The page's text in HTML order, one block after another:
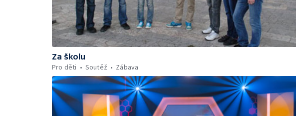
Za školu
Pro děti
Soutěž Zábava